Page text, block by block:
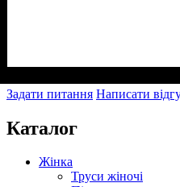
Задати питання Написати
Каталог
Жінка
Труси жіночі